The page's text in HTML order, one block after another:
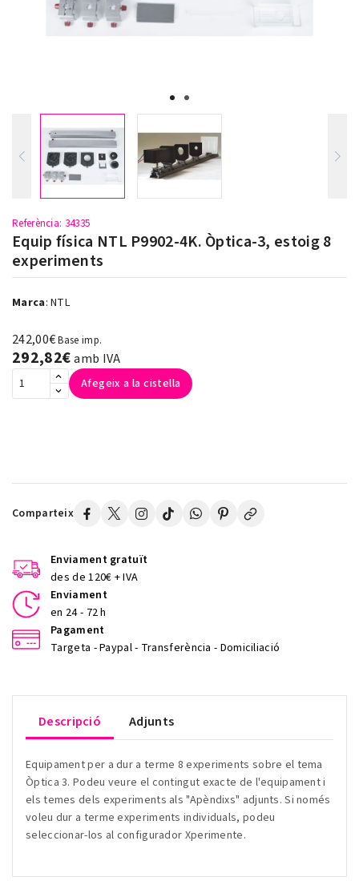
Referència: 34335
Equip física NTL P9902-4K. Òptica-3, estoig 8
experiments
Marca:NTL
242,00€Base imp.
292,82€amb IVA
Afegeix a la cistella
Comparteix
Enviament gratuït
des de 120€ + IVA
Enviament
en 24 - 72 h
Pagament
Targeta - Paypal - Transferència - Domiciliació
Descripció Adjunts
Equipament per a dur a terme 8 experiments sobre el tema
Òptica 3. Podeu veure el contingut exacte de l'equipament i
els temes dels experiments als "Apèndixs" adjunts. Si només
voleu dur a terme experiments individuals, podeu
seleccionar-los al configurador Xperimente.